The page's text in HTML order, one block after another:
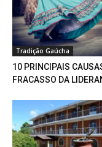
Tradição Gaúcha
10 PRINCIPAIS
FRACASSO DA